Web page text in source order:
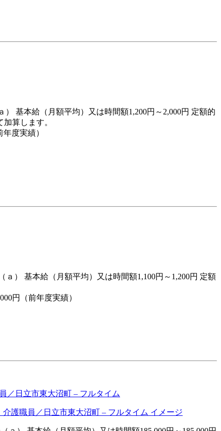
基本給（月額平均）又は時間額1,200円～2,000円 定額的
算します。
度実績）
） 基本給（月額平均）又は時間額1,100円～1,200円 定額
円（前年度実績）
／日立市東大沼町 – フルタイム